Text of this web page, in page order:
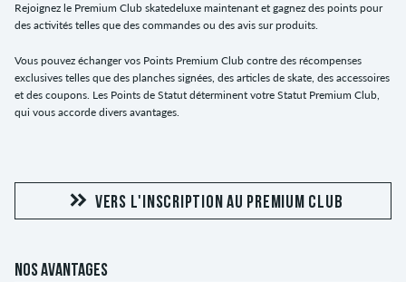
Rejoignez le Premium Club skatedeluxe maintenant et gagnez des points pour
des activités telles que des commandes ou des avis sur produits.
Vous pouvez échanger vos Points Premium Club contre des récompenses
exclusives telles que des planches signées, des articles de skate, des accessoires
et des coupons. Les Points de Statut déterminent votre Statut Premium Club,
qui vous accorde divers avantages.
VERS L'INSCRIPTION AU PREMIUM CLUB
NOS AVANTAGES